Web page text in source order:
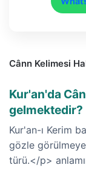
Cânn Kelimesi
Kur'an'da
gelmektedir?
Kur'an-ı Kerim
gözle
türü.</p>